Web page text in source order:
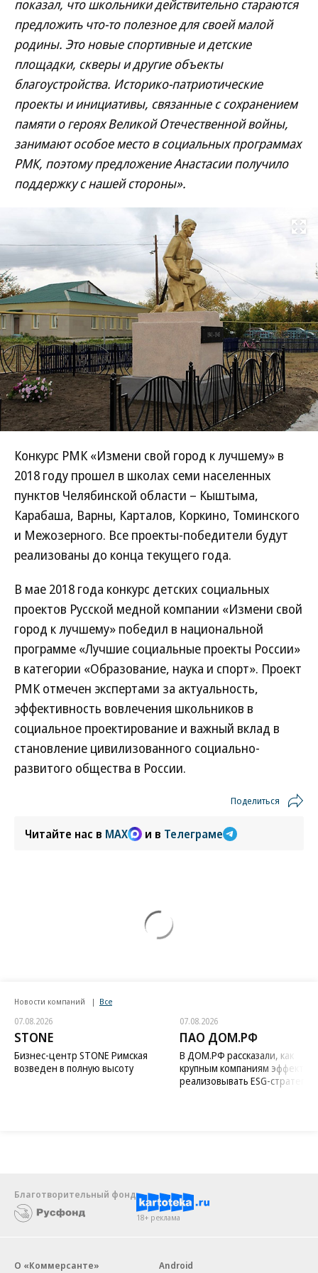
показал, что школьники действительно стараются
предложить что-то полезное для своей малой
родины. Это новые спортивные и детские
площадки, скверы и другие объекты
благоустройства. Историко-патриотические
проекты и инициативы, связанные с сохранением
памяти о героях Великой Отечественной войны,
занимают особое место в социальных программах
РМК, поэтому предложение Анастасии получило
поддержку с нашей стороны».
Развернуть
Конкурс РМК «Измени свой город к лучшему» в
2018 году прошел в школах семи населенных
пунктов Челябинской области – Кыштыма,
Карабаша, Варны, Карталов, Коркино, Томинского
и Межозерного. Все проекты-победители будут
реализованы до конца текущего года.
В мае 2018 года конкурс детских социальных
проектов Русской медной компании «Измени свой
город к лучшему» победил в национальной
программе «Лучшие социальные проекты России»
в категории «Образование, наука и спорт». Проект
РМК отмечен экспертами за актуальность,
эффективность вовлечения школьников в
социальное проектирование и важный вклад в
становление цивилизованного социально-
развитого общества в России.
Поделиться
Читайте нас в MAX и в Телеграме
Новости компаний Все
07.08.2026
STONE
Бизнес-центр STONE Римская
возведен в полную высоту
07.08.2026
ПАО ДОМ.РФ
В ДОМ.РФ рассказали, как
крупным компаниям
реализовывать ESG-стратегию
Благотворительный фонд
18+ реклама
О «Коммерсанте»
Android